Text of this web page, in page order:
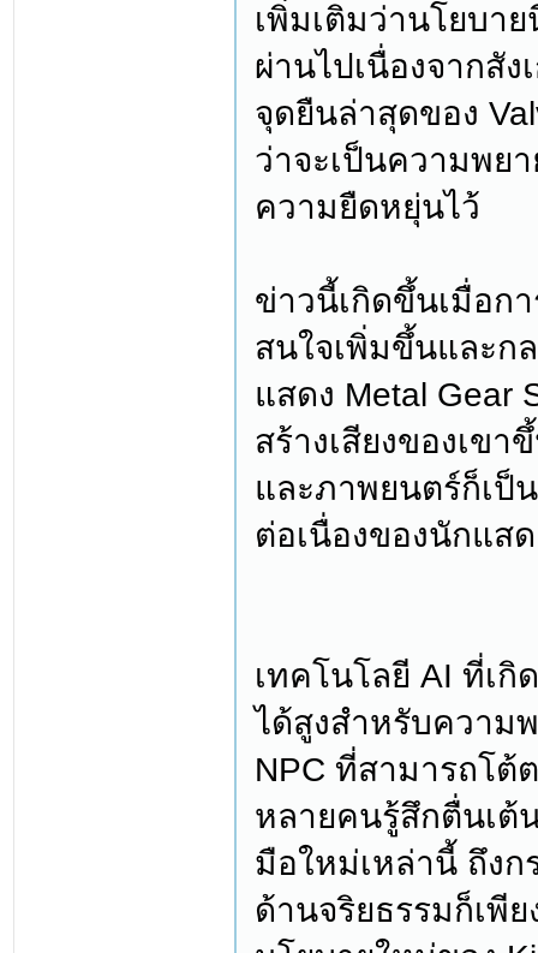
เพิ่มเติมว่านโยบา
ผ่านไปเนื่องจากสั
จุดยืนล่าสุดของ
ว่าจะเป็นความพย
ความยืดหยุ่นไว้
ข่าวนี้เกิดขึ้นเมื่อก
สนใจเพิ่มขึ้นและก
แสดง Metal Gear
สร้างเสียงของเข
และภาพยนตร์ก็เป็
ต่อเนื่องของนักแส
เทคโนโลยี AI ที่เ
ได้สูงสำหรับความ
NPC ที่สามารถโ
หลายคนรู้สึกตื่นเต้
มือใหม่เหล่านี้ ถึง
ด้านจริยธรรมก็เพี